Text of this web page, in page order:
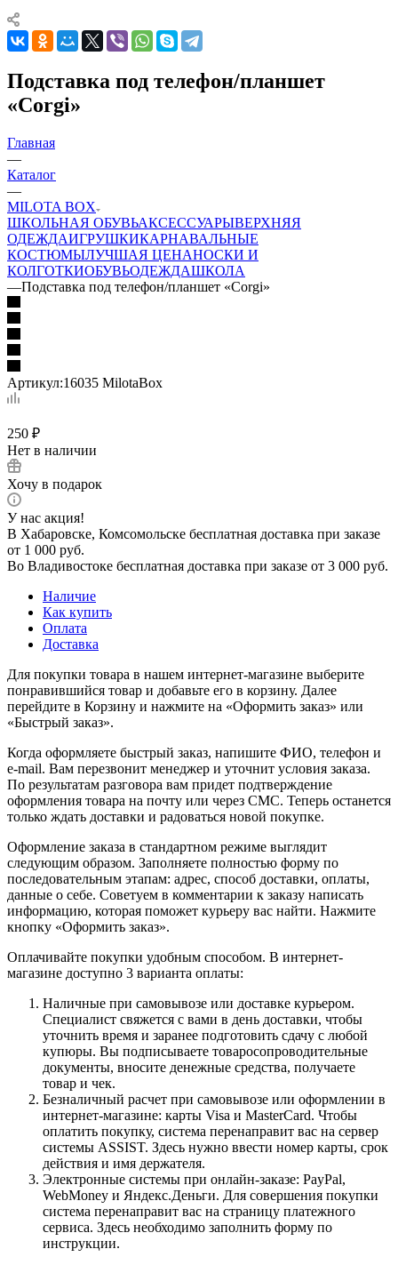
Подставка под телефон/планшет
«Corgi»
Главная
—
Каталог
—
MILOTA BOX
ШКОЛЬНАЯ ОБУВЬАКСЕССУАРЫВЕРХНЯЯ
ОДЕЖДАИГРУШКИКАРНАВАЛЬНЫЕ
КОСТЮМЫЛУЧШАЯ ЦЕНАНОСКИ И
КОЛГОТКИОБУВЬОДЕЖДАШКОЛА
—Подставка под телефон/планшет «Corgi»
Артикул:16035 MilotaBox
250 ₽
Нет в наличии
Хочу в подарок
У нас акция!
В Хабаровске, Комсомольске бесплатная доставка при заказе
от 1 000 руб.
Во Владивостоке бесплатная доставка при заказе от 3 000 руб.
Наличие
Как купить
Оплата
Доставка
Для покупки товара в нашем интернет-магазине выберите
понравившийся товар и добавьте его в корзину. Далее
перейдите в Корзину и нажмите на «Оформить заказ» или
«Быстрый заказ».
Когда оформляете быстрый заказ, напишите ФИО, телефон и
e-mail. Вам перезвонит менеджер и уточнит условия заказа.
По результатам разговора вам придет подтверждение
оформления товара на почту или через СМС. Теперь останется
только ждать доставки и радоваться новой покупке.
Оформление заказа в стандартном режиме выглядит
следующим образом. Заполняете полностью форму по
последовательным этапам: адрес, способ доставки, оплаты,
данные о себе. Советуем в комментарии к заказу написать
информацию, которая поможет курьеру вас найти. Нажмите
кнопку «Оформить заказ».
Оплачивайте покупки удобным способом. В интернет-
магазине доступно 3 варианта оплаты:
Наличные при самовывозе или доставке курьером.
Специалист свяжется с вами в день доставки, чтобы
уточнить время и заранее подготовить сдачу с любой
купюры. Вы подписываете товаросопроводительные
документы, вносите денежные средства, получаете
товар и чек.
Безналичный расчет при самовывозе или оформлении в
интернет-магазине: карты Visa и MasterCard. Чтобы
оплатить покупку, система перенаправит вас на сервер
системы ASSIST. Здесь нужно ввести номер карты, срок
действия и имя держателя.
Электронные системы при онлайн-заказе: PayPal,
WebMoney и Яндекс.Деньги. Для совершения покупки
система перенаправит вас на страницу платежного
сервиса. Здесь необходимо заполнить форму по
инструкции.